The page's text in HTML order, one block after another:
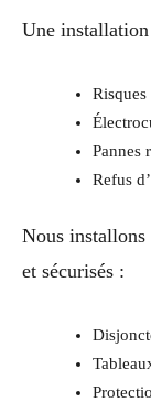
Une
Risques
Pannes
Refus
Nous installons
et sécurisés :